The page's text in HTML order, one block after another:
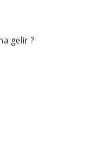
gelir ?